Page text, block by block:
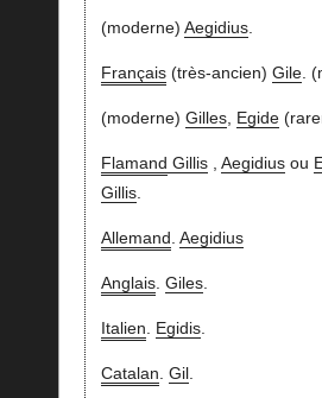
(moderne) Aegidius.
Français(très-ancien) Gile.
(moderne) Gilles, Egide
Flamand Gillis, Aegidiusou
Gillis.
Allemand Aegidius
Anglais. Giles.
Italien Egidis.
Catalan Gil.